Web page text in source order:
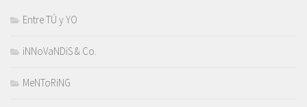
Entre TÚ y YO
iNNoVaNDiS & Co.
MeNToRiNG